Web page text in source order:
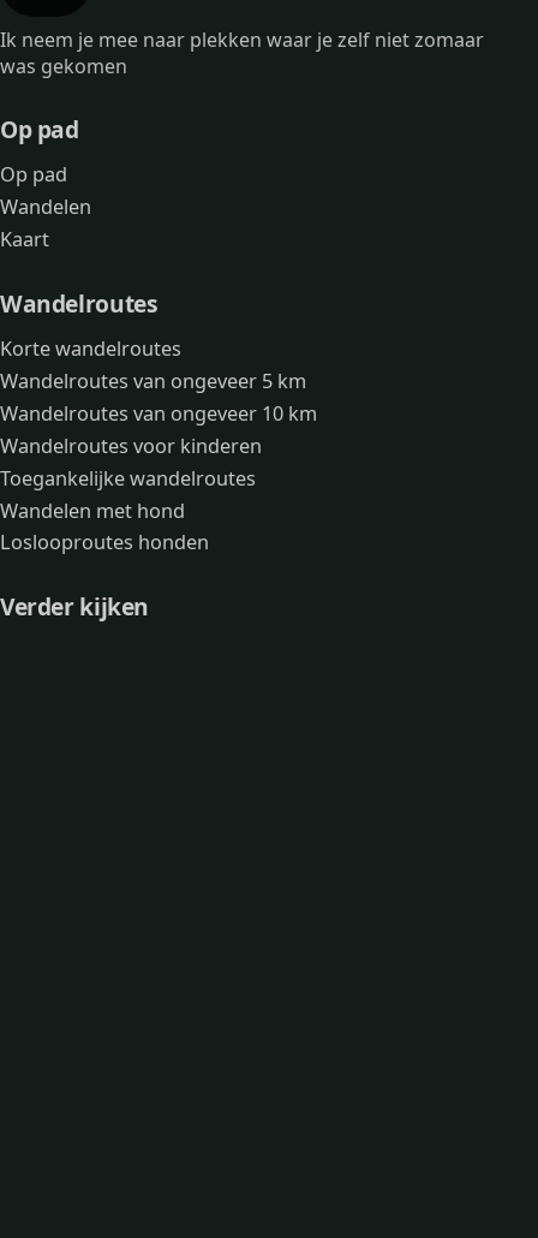
Ik neem je mee naar plekken waar je zelf niet zomaar
was gekomen
Op pad
Op pad
Wandelen
Kaart
Wandelroutes
Korte wandelroutes
Wandelroutes van ongeveer 5 km
Wandelroutes van ongeveer 10 km
Wandelroutes voor kinderen
Toegankelijke wandelroutes
Wandelen met hond
Loslooproutes honden
Verder kijken